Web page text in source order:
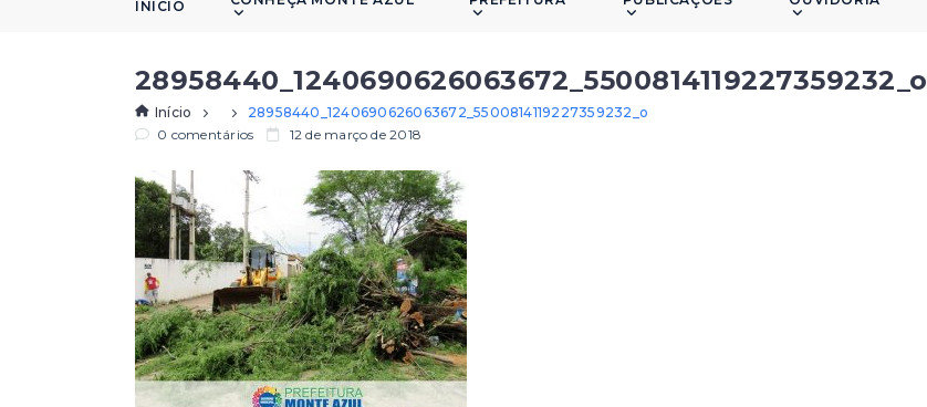
INÍCIO
28958440_1240690626063672_5500814119227359232_o
Início
28958440_1240690626063672_5500814119227359232_o
0 comentários
12 de março de 2018